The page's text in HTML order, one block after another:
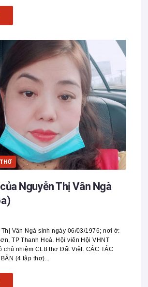
Nguyễn Thị Vân Ngà
Vân Ngà sinh ngày 06/03/1976; nơi ở:
TP Thanh Hoá. Hội viên Hội VHNT
chủ nhiệm CLB thơ Đất Việt. CÁC TÁC
(4 tập thơ)...